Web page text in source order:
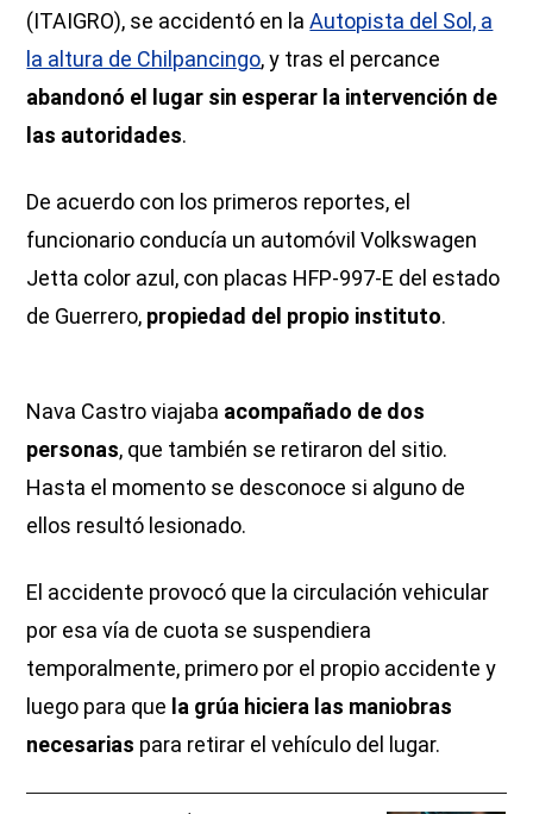
(ITAIGRO), se accidentó en laAutopista del Sol, a
la altura de Chilpancingo, y tras el percance
abandonó el lugar sin esperar la intervención de
las autoridades.
De acuerdo con los primeros reportes, el
funcionario conducía un automóvil Volkswagen
Jetta color azul, con placas HFP-997-E del estado
de Guerrero, propiedad del propio instituto.
Nava Castro viajaba acompañado de dos
personas, que también se retiraron del sitio.
Hasta el momento se desconoce si alguno de
ellos resultó lesionado.
El accidente provocó que la circulación vehicular
por esa vía de cuota se suspendiera
temporalmente, primero por el propio accidente y
luego para que la grúa hiciera las maniobras
necesarias para retirar el vehículo del lugar.